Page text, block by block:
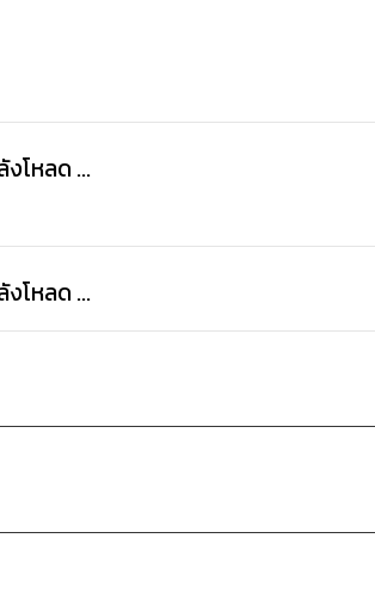
งโหลด ...
งโหลด ...